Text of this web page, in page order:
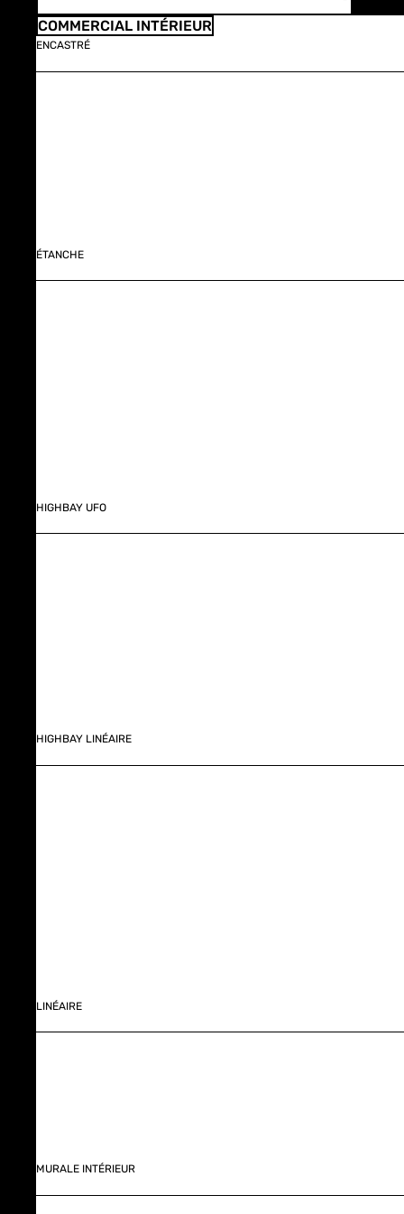
COMMERCIAL INTÉRIEUR
ENCASTRÉ
ÉTANCHE
HIGHBAY UFO
HIGHBAY LINÉAIRE
LINÉAIRE
MURALE INTÉRIEUR